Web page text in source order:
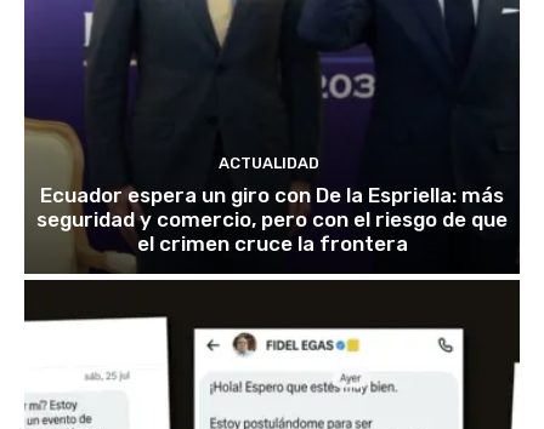
ACTUALIDAD
Ecuador espera un giro con De la Espriella: más
seguridad y comercio, pero con el riesgo de que
el crimen cruce la frontera